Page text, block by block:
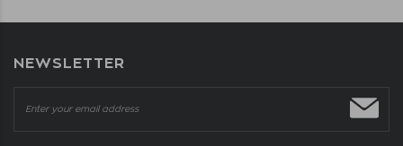
NEWSLETTER